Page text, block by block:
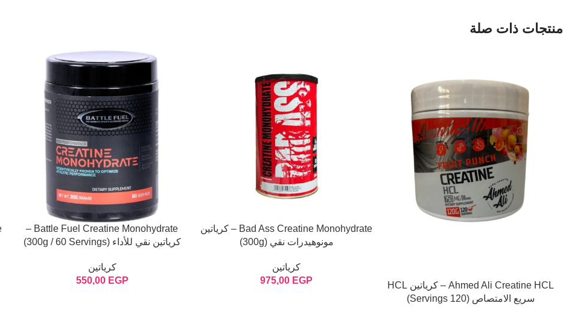
منتجات ذات صلة
Ahmed Ali Creatine HCL – كرياتين HCL
سريع الامتصاص (120 Servings)
Bad Ass Creatine Monohydrate – كرياتين
مونوهيدرات نقي (300g)
كرياتين
975,00 EGP
Battle Fuel Creatine Monohydrate –
كرياتين نقي للأداء (300g / 60 Servings)
كرياتين
550,00 EGP